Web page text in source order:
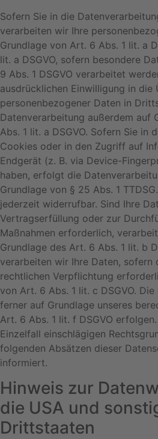
Sofern Sie in die
verarbeiten wir Ihre
Grundlage von Art. 6 Abs. 1 lit. a
lit. a DSGVO, sofern besondere
9 Abs. 1 DSGVO verarbeitet
ausdrücklichen Einwilligung in die
personenbezogener Daten in
Datenverarbeitung außerdem auf
Abs. 1 lit. a DSGVO. Sofern Sie in
Cookies oder in den Zugriff auf
Endgerät (z. B. via Device-
haben, erfolgt die
Grundlage von § 25 Abs. 1
jederzeit widerrufbar. Sind Ihre
Vertragserfüllung oder zur
Maßnahmen erforderlich,
Grundlage des Art. 6 Abs. 1 lit. b
verarbeiten wir Ihre Daten, sofern
rechtlichen Verpflichtung
von Art. 6 Abs. 1 lit. c DSGVO.
ferner auf Grundlage unseres
Art. 6 Abs. 1 lit. f DSGVO
Einzelfall einschlägigen
folgenden Absätzen dieser
informiert.
Hinweis zur
die USA und
Drittstaaten